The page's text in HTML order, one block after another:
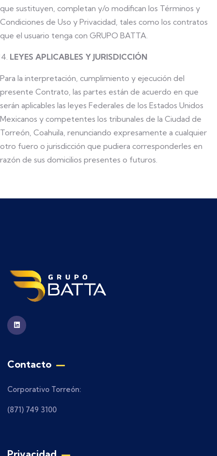
que sustituyen, completan y/o modifican los Términos y
Condiciones de Uso y Privacidad, tales como los contratos
que el usuario tenga con GRUPO BATTA.
LEYES APLICABLES Y JURISDICCIÓN
Para la interpretación, cumplimiento y ejecución del
presente Contrato, las partes están de acuerdo en que
serán aplicables las leyes Federales de los Estados Unidos
Mexicanos y competentes los tribunales de la Ciudad de
Torreón, Coahuila, renunciando expresamente a cualquier
otro fuero o jurisdicción que pudiera corresponderles en
razón de sus domicilios presentes o futuros.
Contacto
Corporativo Torreón:
(871) 749 3100